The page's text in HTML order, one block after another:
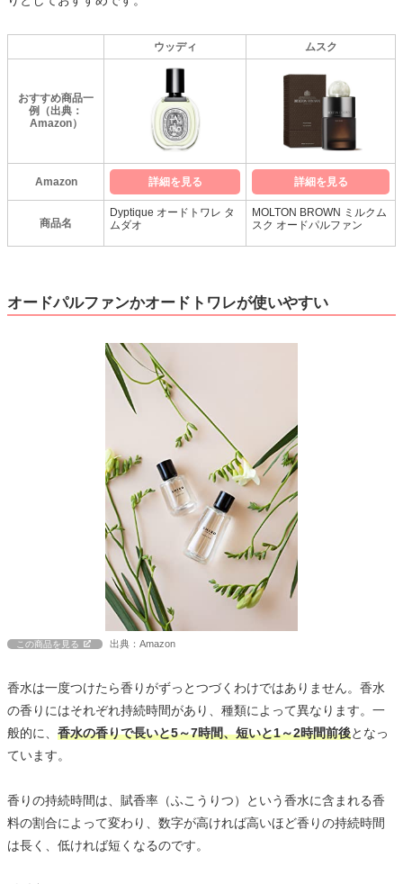
ウッディ ムスク
おすすめ商品一
例（出典：
Amazon）
Amazon 詳細を見る 詳細を見る
商品名
Dyptique オードトワレ タ
ムダオ
MOLTON BROWN ミルクム
スク オードパルファン
オードパルファンかオードトワレが使いやすい
この商品を見る 出典：Amazon
香水は一度つけたら香りがずっとつづくわけではありません。香水
の香りにはそれぞれ持続時間があり、種類によって異なります。一
般的に、 香水の香りで長いと5～7時間、短いと1～2時間前後となっ
ています。
香りの持続時間は、賦香率（ふこうりつ）という香水に含まれる香
料の割合によって変わり、数字が高ければ高いほど香りの持続時間
は長く、低ければ短くなるのです。